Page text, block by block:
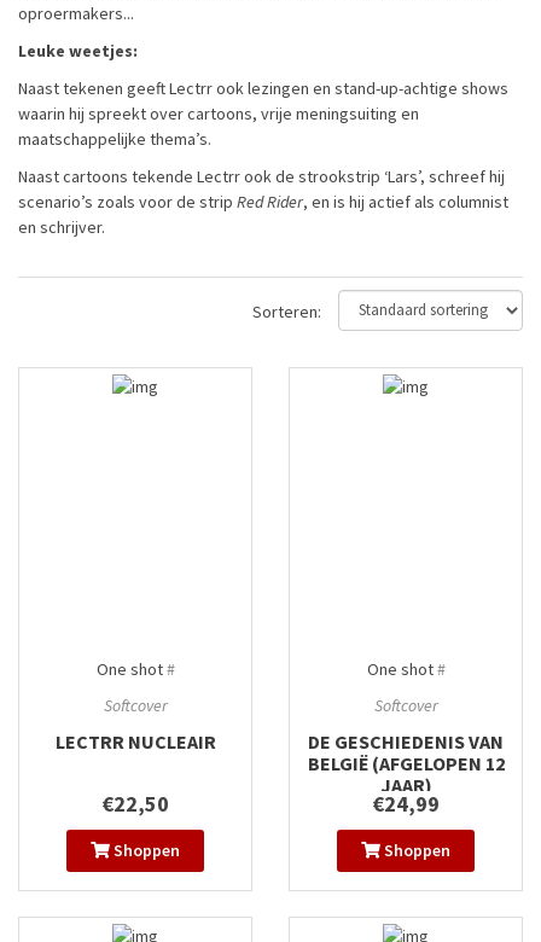
oproermakers...
Leuke weetjes:
Naast tekenen geeft Lectrr ook lezingen en stand-up-achtige shows
waarin hij spreekt over cartoons, vrije meningsuiting en
maatschappelijke thema’s.
Naast cartoons tekende Lectrr ook de strookstrip ‘Lars’, schreef hij
scenario’s zoals voor de strip Red Rider, en is hij actief als columnist
en schrijver.
Sorteren:
One shot#
Softcover
LECTRR NUCLEAIR
€22,50
Shoppen
One shot#
Softcover
DE GESCHIEDENIS VAN
BELGIË (AFGELOPEN 12
JAAR)
€24,99
Shoppen